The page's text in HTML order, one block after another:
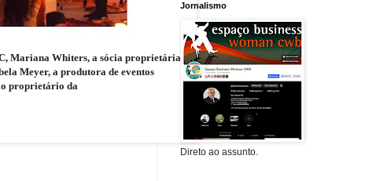
Mariana Whiters, a sócia proprietária
Meyer, a produtora de eventos
proprietário da
Jornalismo
Direto ao assunto.